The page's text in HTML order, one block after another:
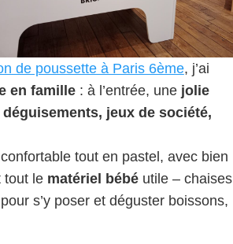
de poussette à Paris 6ème, j’ai
en famille: à l’entrée, une jolie
jeux de société,
tout en pastel, avec bien
le matériel bébéutile – chaises
s’y poser et déguster boissons,